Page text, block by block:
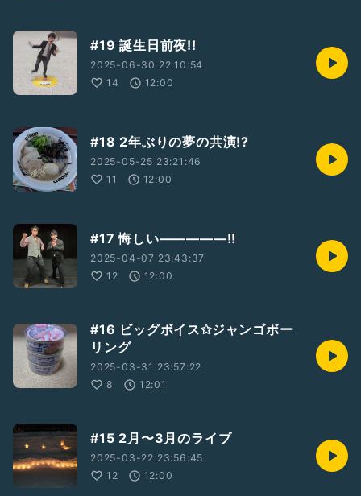
#19 誕生日前夜!!
2025-06-30 22:10:54
14
12:00
#18 2年ぶりの夢の共演!?
2025-05-25 23:21:46
11
12:00
#17 悔しい―――――!!
2025-04-07 23:43:37
12
12:00
#16 ビッグボイス✩ジャンゴボー
リング
2025-03-31 23:57:22
8
12:01
#15 2月〜3月のライブ
2025-03-22 23:56:45
12
12:00